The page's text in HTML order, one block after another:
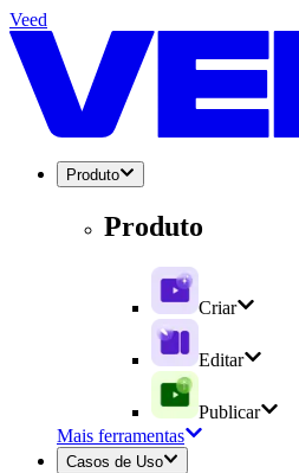
Veed
Produto
Produto
Criar
Editar
Publicar
Mais ferramentas
Casos de Uso